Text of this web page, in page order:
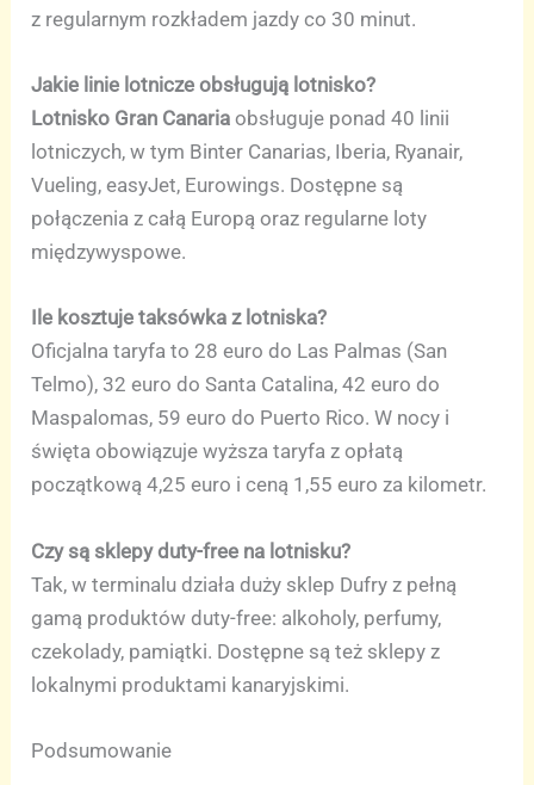
z regularnym rozkładem jazdy co 30 minut.
Jakie linie lotnicze obsługują lotnisko?
Lotnisko Gran Canaria obsługuje ponad 40 linii
lotniczych, w tym Binter Canarias, Iberia, Ryanair,
Vueling, easyJet, Eurowings. Dostępne są
połączenia z całą Europą oraz regularne loty
międzywyspowe.
Ile kosztuje taksówka z lotniska?
Oficjalna taryfa to 28 euro do Las Palmas (San
Telmo), 32 euro do Santa Catalina, 42 euro do
Maspalomas, 59 euro do Puerto Rico. W nocy i
święta obowiązuje wyższa taryfa z opłatą
początkową 4,25 euro i ceną 1,55 euro za kilometr.
Czy są sklepy duty-free na lotnisku?
Tak, w terminalu działa duży sklep Dufry z pełną
gamą produktów duty-free: alkoholy, perfumy,
czekolady, pamiątki. Dostępne są też sklepy z
lokalnymi produktami kanaryjskimi.
Podsumowanie